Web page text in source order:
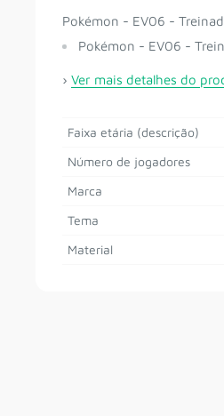
Pokémon - EV06 -
Pokémon - EV06 -
› Ver mais detalhes do
Faixa etária (descrição)
Número de jogadores
Marca
Tema
Material